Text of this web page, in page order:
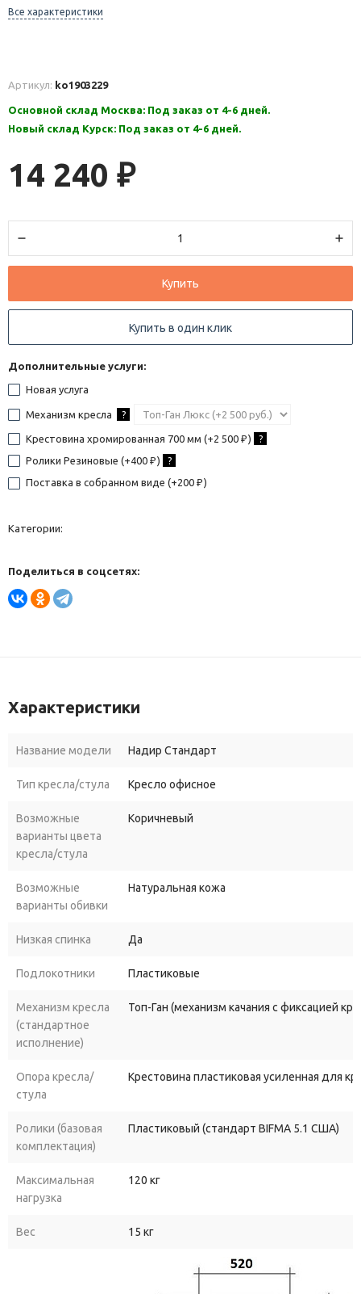
Все характеристики
Артикул: ko1903229
Основной склад Москва: Под заказ от 4-6 дней.
Новый склад Курск: Под заказ от 4-6 дней.
14 240 ₽
Купить
Купить в один клик
Дополнительные услуги:
Новая услуга
Механизм кресла ?
Крестовина хромированная 700 мм (+2 500 ₽ ) ?
Ролики Резиновые (+400 ₽ ) ?
Поставка в собранном виде (+200 ₽ )
Категории:
Поделиться в соцсетях:
Характеристики
Название модели Надир Стандарт
Тип кресла/стула Кресло офисное
Возможные
варианты цвета
кресла/стула
Коричневый
Возможные
варианты обивки
Натуральная кожа
Низкая спинка Да
Подлокотники Пластиковые
Механизм кресла
(стандартное
исполнение)
Топ-Ган (механизм качания с фиксацией
Опора кресла/
стула
Крестовина пластиковая усиленная для
Ролики (базовая
комплектация)
Пластиковый (стандарт BIFMA 5.1 США)
Максимальная
нагрузка
120 кг
Вес 15 кг